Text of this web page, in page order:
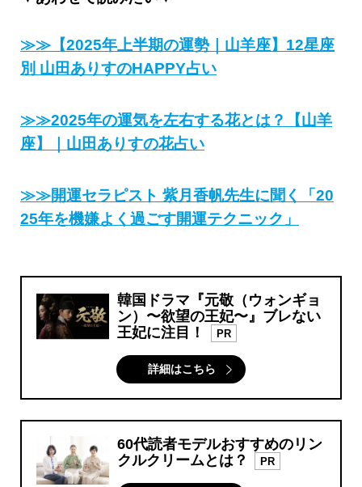
≫≫【2025年上半期の運勢｜山羊座】12星座
別 山田ありすのHAPPY占い
≫≫2025年の運気を左右する花とは？【山羊
座】｜山田ありすの花占い
≫≫開運セラピスト 紫月香帆先生に聞く「20
25年を機嫌よく過ごす開運テクニック」
韓国ドラマ『元敬（ウォンギョ
ン）〜欲望の王妃〜』ブレない
王妃に注目！
PR
詳細はこちら
60代読者モデルおすすめのリン
クルクリームとは？
PR